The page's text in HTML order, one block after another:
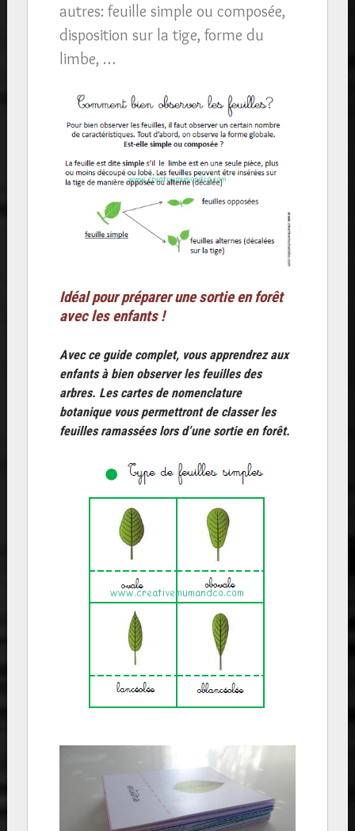
autres: feuille simple ou composée,
disposition sur la tige, forme du
limbe, …
Idéal pour préparer une sortie en forêt
avec les enfants !
Avec ce guide complet, vous apprendrez aux
enfants à bien observer les feuilles des
arbres. Les cartes de nomenclature
botanique vous permettront de classer les
feuilles ramassées lors d’une sortie en forêt.